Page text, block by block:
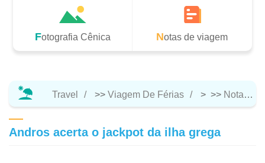
Fotografia Cênica Notas de viagem
Travel >> Viagem De Férias > >> Notas De Viagem
Andros acerta o jackpot da ilha grega